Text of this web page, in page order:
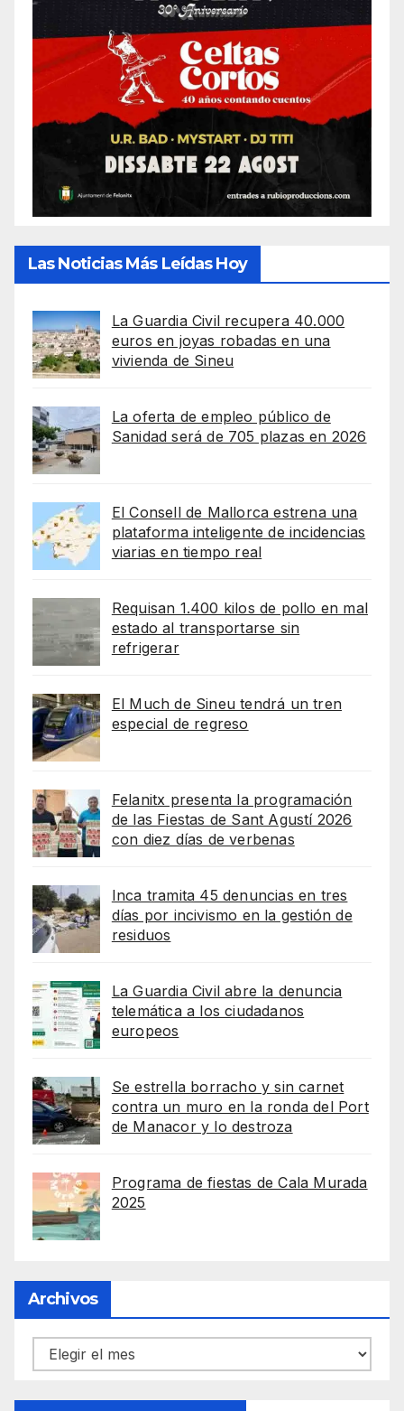
Las Noticias Más Leídas Hoy
La Guardia Civil recupera 40.000
euros en joyas robadas en una
vivienda de Sineu
La oferta de empleo público de
Sanidad será de 705 plazas en 2026
El Consell de Mallorca estrena una
plataforma inteligente de incidencias
viarias en tiempo real
Requisan 1.400 kilos de pollo en mal
estado al transportarse sin
refrigerar
El Much de Sineu tendrá un tren
especial de regreso
Felanitx presenta la programación
de las Fiestas de Sant Agustí 2026
con diez días de verbenas
Inca tramita 45 denuncias en tres
días por incivismo en la gestión de
residuos
La Guardia Civil abre la denuncia
telemática a los ciudadanos
europeos
Se estrella borracho y sin carnet
contra un muro en la ronda del Port
de Manacor y lo destroza
Programa de fiestas de Cala Murada
2025
Archivos
Archivos